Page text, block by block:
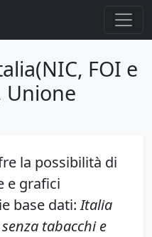
FOI e
Unione
la possibilità di
e grafici
base dati:Italia
tabacchi e